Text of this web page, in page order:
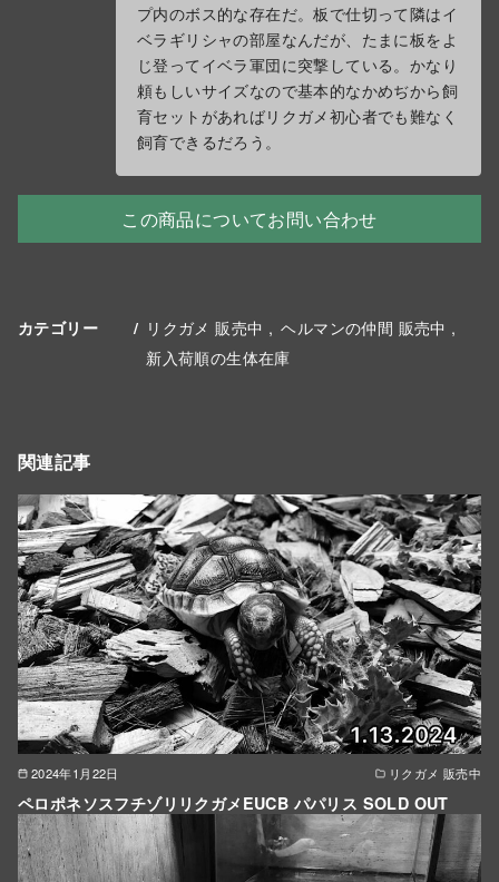
プ内のボス的な存在だ。板で仕切って隣はイ
ベラギリシャの部屋なんだが、たまに板をよ
じ登ってイベラ軍団に突撃している。かなり
頼もしいサイズなので基本的なかめぢから飼
育セットがあればリクガメ初心者でも難なく
飼育できるだろう。
この商品についてお問い合わせ
カテゴリー リクガメ 販売中
ヘルマンの仲間 販売中
新入荷順の生体在庫
関連記事
2024年1月22日 リクガメ 販売中
ペロポネソスフチゾリリクガメEUCB パパリス SOLD OUT